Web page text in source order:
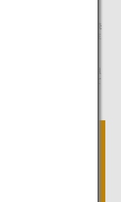
減に向けて
につながることから、引き続
自走での出発が実現可能な駐
きます。
とらわれない、新しい取り組
るCO2排出量削減に貢献して